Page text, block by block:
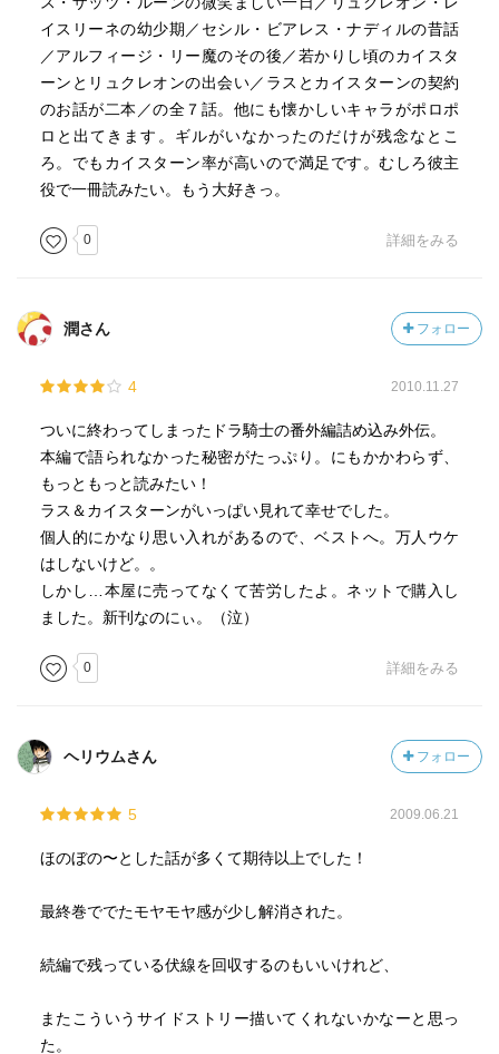
イスリーネの幼少期／セシル・ビアレス・ナディルの昔話
／アルフィージ・リー魔のその後／若かりし頃のカイスタ
ーンとリュクレオンの出会い／ラスとカイスターンの契約
のお話が二本／の全７話。他にも懐かしいキャラがポロポ
ロと出てきます。ギルがいなかったのだけが残念なとこ
ろ。でもカイスターン率が高いので満足です。むしろ彼主
役で一冊読みたい。もう大好きっ。
0 詳細をみる
潤さん フォロー
4 2010.11.27
ついに終わってしまったドラ騎士の番外編詰め込み外伝。
本編で語られなかった秘密がたっぷり。にもかかわらず、
もっともっと読みたい！
ラス＆カイスターンがいっぱい見れて幸せでした。
個人的にかなり思い入れがあるので、ベストへ。万人ウケ
はしないけど。。
しかし…本屋に売ってなくて苦労したよ。ネットで購入し
ました。新刊なのにぃ。（泣）
0 詳細をみる
ヘリウムさん フォロー
5 2009.06.21
ほのぼの〜とした話が多くて期待以上でした！
最終巻ででたモヤモヤ感が少し解消された。
続編で残っている伏線を回収するのもいいけれど、
またこういうサイドストリー描いてくれないかなーと思っ
た。